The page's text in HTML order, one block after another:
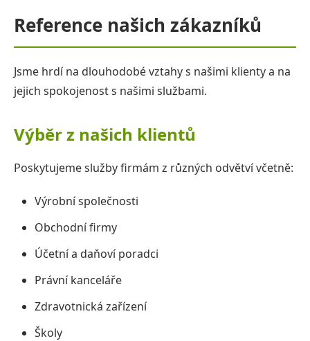
Reference od zákazníků
Certifikace
Pro zákazníky
Kontakt
Reference našich zákazníků
Jsme hrdí na dlouhodobé vztahy s našimi klienty a na
jejich spokojenost s našimi službami.
Výběr z našich klientů
Poskytujeme služby firmám z různých odvětví včetně:
Výrobní společnosti
Obchodní firmy
Účetní a daňoví poradci
Právní kanceláře
Zdravotnická zařízení
Školy